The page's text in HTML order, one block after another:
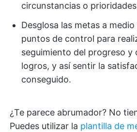
circunstancias o
Desglosa las metas a
puntos de control para
seguimiento del progreso y
logros, y así sentir la
conseguido.
¿Te parece abrumador? No
Puedes utilizar la plantilla de